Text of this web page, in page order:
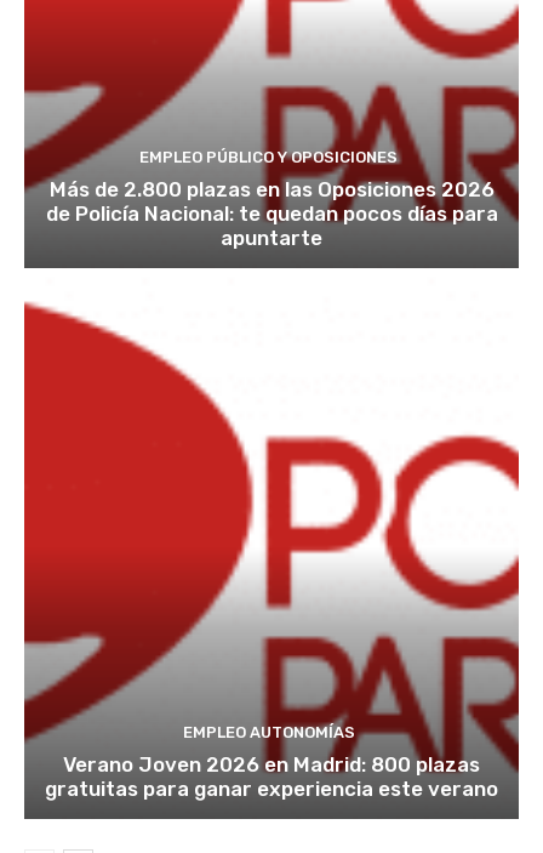
EMPLEO PÚBLICO Y OPOSICIONES
Más de 2.800 plazas en las Oposiciones 2026
de Policía Nacional: te quedan pocos días para
apuntarte
EMPLEO AUTONOMÍAS
Verano Joven 2026 en Madrid: 800 plazas
gratuitas para ganar experiencia este verano